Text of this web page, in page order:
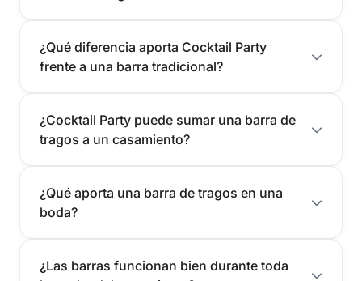
¿Qué diferencia aporta Cocktail Party
frente a una barra tradicional?
¿Cocktail Party puede sumar una barra de
tragos a un casamiento?
¿Qué aporta una barra de tragos en una
boda?
¿Las barras funcionan bien durante toda